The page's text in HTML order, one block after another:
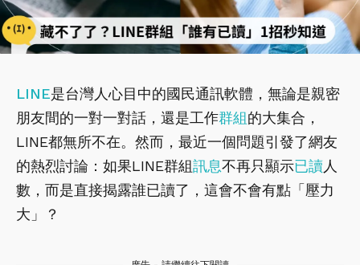
LINE是台灣人心目中的國民通訊軟體，無論是親密
朋友間的一對一對話，還是工作群組的大集合，
LINE都無所不在。然而，最近一個問題引發了網友
的熱烈討論：如果LINE群組訊息不再只顯示已讀人
數，而是直接揭露誰已讀了，這會不會有點「壓力
大」？